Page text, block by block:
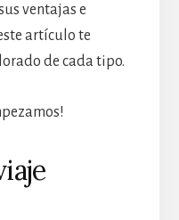
ventajas e
artículo te
de cada tipo.